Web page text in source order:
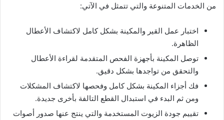
من الخدمات المتنوعة والتي تتمثل في الآتي:
اختبار عمل القير والمكينة بشكل كامل لاكتشاف الأعطال
الظاهرة.
توصل المكينة بأجهزة الفحص المتقدمة لقراءة الأعطال
والتحقق من تواجدها بشكل دقيق.
فك أجزاء المكينة بشكل كامل وفحصها لاكتشاف المشكلات
ومن ثم البدء في استبدال القطع التالفة بأخرى جديدة.
تقييم جودة الزيوت المستخدمة والتي ينتج عنها صدور أصوات